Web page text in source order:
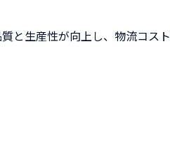
と生産性が向上し、物流コス